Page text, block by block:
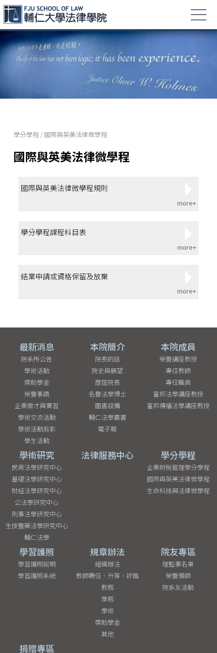
學分學程 / 國際與英美法律微學程
國際與英美法律微學程
國際與英美法律微學程規則
more+
學分學程課程科目表
more+
結業申請或資格保留及放棄
more+
最新消息
院系所公告
學術活動
獎助學金
榮譽事蹟
企業徵才與實習
學術交流活動
學術活動剪影
學生活動
本院簡介
院長的話
院史與展望
歷屆院長
名譽法學博士
圖書設備
輔仁法學叢書
電子報
本院成員
榮譽講座教授
專任教師
專任職員
富邦法學講座教授
富邦傳播法學講座教授
學術研究
民商法學研究中心
基礎法學研究中心
財經法學研究中心
公法學研究中心
刑事法學研究中心
生技醫藥法學研究中心
輔仁法學
法律服務中心 學分學程
企業財稅管理學分學程
國際與英美法律微學程
生命科技與法律微學程
學習護照
學習護照說明
學習護照系統
規章辦法
組織辦法
教師聘任、升等、評鑑
教務
學務
學術
獎助學金
其他
院友專區
理監事名單
榮譽導師
院系友活動
捐贈專區